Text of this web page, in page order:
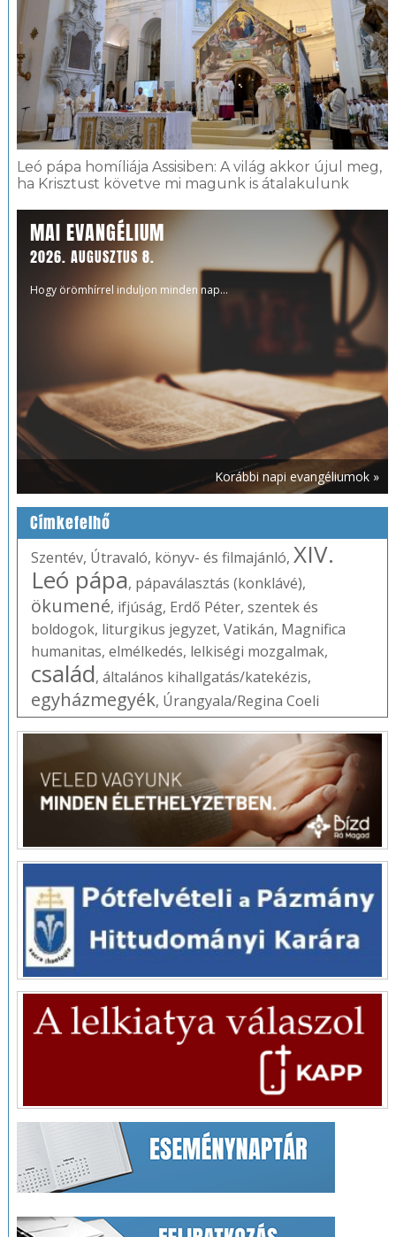
Leó pápa homíliája Assisiben: A világ akkor újul meg,
ha Krisztust követve mi magunk is átalakulunk
MAI EVANGÉLIUM
2026. AUGUSZTUS 8.
Hogy örömhírrel induljon minden nap...
Korábbi napi evangéliumok »
Címkefelhő
Szentév, Útravaló, könyv- és filmajánló, XIV.
Leó pápa, pápaválasztás (konklávé),
ökumené, ifjúság, Erdő Péter, szentek és
boldogok, liturgikus jegyzet, Vatikán, Magnifica
humanitas, elmélkedés, lelkiségi mozgalmak,
család, általános kihallgatás/katekézis,
egyházmegyék, Úrangyala/Regina Coeli